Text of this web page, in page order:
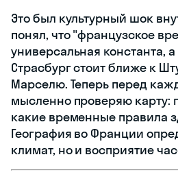
Это был культурный шок
понял, что "французское
универсальная константа, а
Страсбург стоит ближе к
Марселю. Теперь перед
мысленно проверяю карту:
какие временные правила
География во Франции
климат, но и восприятие